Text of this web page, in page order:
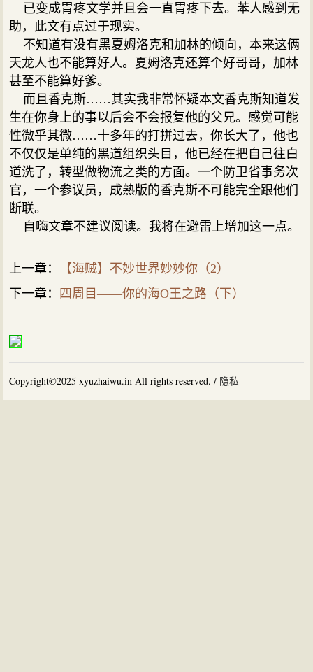
已变成胃疼文学并且会一直胃疼下去。苯人感到无
助，此文有点过于现实。
不知道有没有黑夏姆洛克和加林的倾向，本来这俩
天龙人也不能算好人。夏姆洛克还算个好哥哥，加林
甚至不能算好爹。
而且香克斯……其实我非常怀疑本文香克斯知道发
生在你身上的事以后会不会报复他的父兄。感觉可能
性微乎其微……十多年的打拼过去，你长大了，他也
不仅仅是单纯的黑道组织头目，他已经在把自己往白
道洗了，转型做物流之类的方面。一个防卫省事务次
官，一个参议员，成熟版的香克斯不可能完全跟他们
断联。
自嗨文章不建议阅读。我将在避雷上增加这一点。
上一章：
【海贼】不妙世界妙妙你（2）
下一章：
四周目——你的海O王之路（下）
Copyright©2025 xyuzhaiwu.in All rights reserved. / 隐私